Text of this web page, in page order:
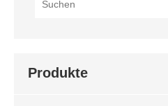
Produkte